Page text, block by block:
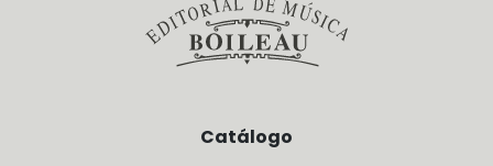
Catálogo